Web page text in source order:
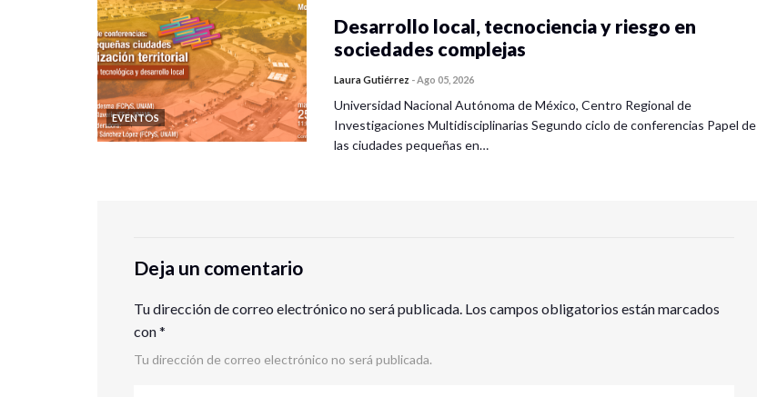
EVENTOS
Desarrollo local, tecnociencia y riesgo en
sociedades complejas
Laura Gutiérrez -Ago 05, 2026
Universidad Nacional Autónoma de México, Centro Regional de
Investigaciones Multidisciplinarias Segundo ciclo de conferencias Papel de
las ciudades pequeñas en…
Deja un comentario
Tu dirección de correo electrónico no será publicada. Los campos obligatorios están marcados
con*
Tu dirección de correo electrónico no será publicada.